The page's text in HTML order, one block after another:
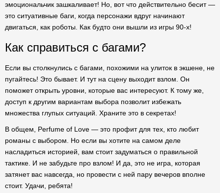
эмоциональчик зашкаливает! Но, вот что действительно бесит —
это ситуативные баги, когда персонажи вдруг начинают
двигаться, как роботы. Как будто они вышли из игры 90-х!
Как справиться с багами?
Если вы столкнулись с багами, похожими на улиток в экшене, не
пугайтесь! Это бывает. И тут на сцену выходит взлом. Он
поможет открыть уровни, которые вас интересуют. К тому же,
доступ к другим вариантам выбора позволит избежать
множества глупых ситуаций. Храните это в секретах!
В общем, Perfume of Love — это профит для тех, кто любит
романы с выбором. Но если вы хотите на самом деле
насладиться историей, вам стоит задуматься о правильной
тактике. И не забудьте про взлом! И да, это не игра, которая
затянет вас навсегда, но провести с ней пару вечеров вполне
стоит. Удачи, ребята!